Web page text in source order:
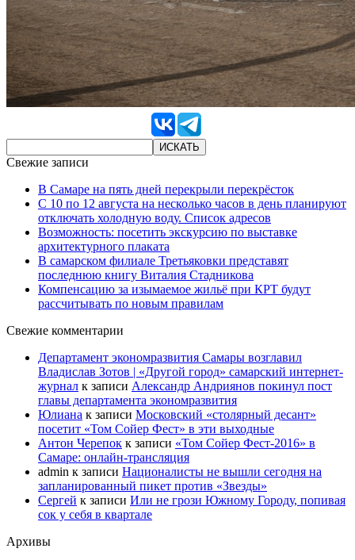
Свежие записи
В Самаре на пять дней перекрыли перекрёсток
С 10 по 12 августа на несколько часов в день планируют
отключать холодную воду. Список адресов
Возможность: посетить экскурсию по выставке
архитектурного плаката
В самарском филиале Третьяковки представят
последнюю книгу Виталия Стадникова
Компенсацию за изымаемое жильё при КРТ будут
рассчитывать по новым правилам
Свежие комментарии
Департамент экономразвития Самары возглавил
Владислав Зотов | «Другой город» самарский интернет-
журнал к записи Александр Андриянов покинул пост
главы департамента экономразвития
Юлиана к записи Московский «столярный десант»
посетит «Том Сойер Фест» в эти выходные
Антон Черепок к записи «Том Сойер Фест-2016» в
Самаре: онлайн-трансляция
admin к записи Националисты не вышли сегодня на
запланированный пикет против «Звезды»
Сергей к записи Или не грози Южному Городу, попивая
сок у себя в квартале
Архивы